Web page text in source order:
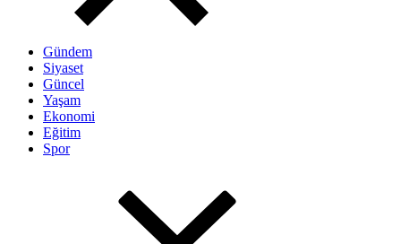
Gündem
Siyaset
Güncel
Yaşam
Ekonomi
Eğitim
Spor